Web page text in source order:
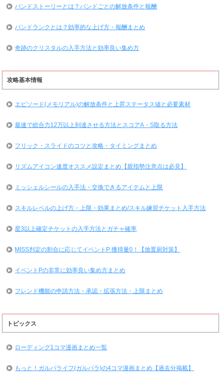
バンドストーリーとは？バンドごとの解放条件と報酬
バンドランクとは？効率的な上げ方・報酬まとめ
奇跡のクリスタルの入手方法と効率良い集め方
攻略基本情報
エピソード(メモリアル)の解放条件と上昇ステータス値と必要素材
最速で総合力12万以上到達させる方法とスコアA・S取る方法
フリック・スライドのコツと攻略・タイミングまとめ
リズムアイコン速度オススメ設定まとめ【親指勢注意点は必見】
ミッシェルシールの入手法・交換できるアイテムと上限
スキルレベルの上げ方・上限・効果まとめ/スキル練習チケット入手方法
星3以上確定チケットの入手方法とガチャ確率
MISS判定の割合に応じてイベントP 獲得量0！【放置厨対策】
イベントPの非常に効率良い集め方まとめ
フレンド機能の申請方法・承認・拡張方法・上限まとめ
トピックス
ローディング1コマ漫画まとめ一覧
もっと！ガルパライフ(ガルパラ)の4コマ漫画まとめ【過去分掲載】